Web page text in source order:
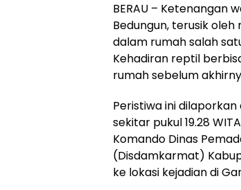
BERAU – Ketenangan
Bedungun, terusik
dalam rumah salah
Kehadiran reptil
rumah sebelum
Peristiwa ini
sekitar pukul 19.28
Komando Dinas
(Disdamkarmat)
ke lokasi kejadian di